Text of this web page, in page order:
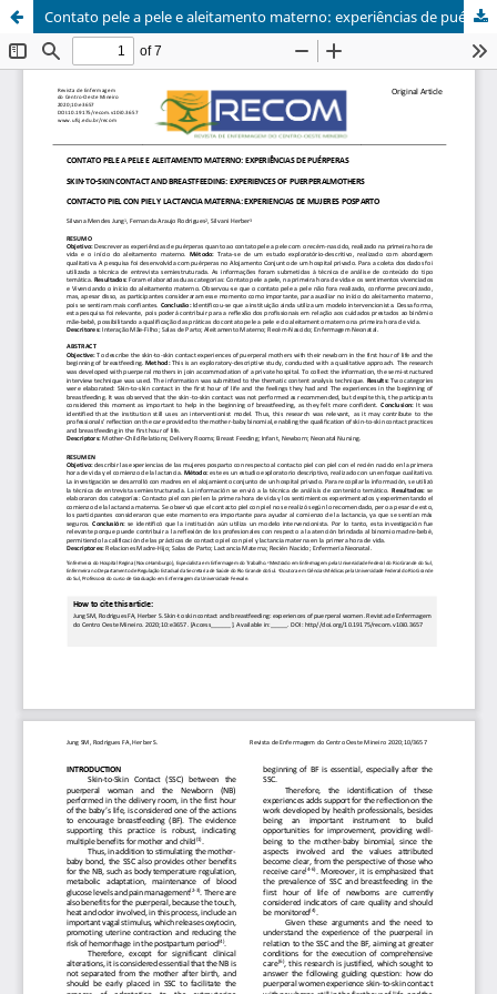
Contato pele a pele e aleitamento materno: experiências de puérperas